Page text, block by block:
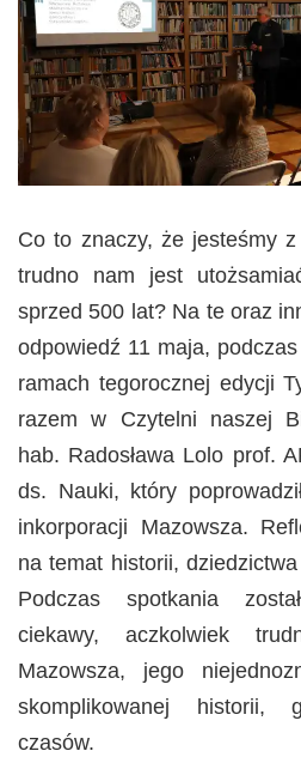
Co to znaczy, że jesteśmy
trudno nam jest
sprzed 500 lat? Na te oraz
odpowiedź 11 maja,
ramach tegorocznej edycji
razem w Czytelni naszej
hab. Radosława Lolo prof.
ds. Nauki, który
inkorporacji Mazowsza.
na temat historii,
Podczas spotkania
ciekawy, aczkolwiek
Mazowsza, jego
skomplikowanej historii,
czasów.